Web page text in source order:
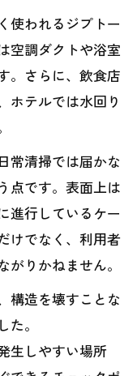
使われるジプトー
空調ダクトや浴室
。さらに、飲食店
ホテルでは水回り
常清掃では届かな
点です。表面上は
進行しているケー
けでなく、利用者
りかねません。
構造を壊すことな
。
生しやすい場所